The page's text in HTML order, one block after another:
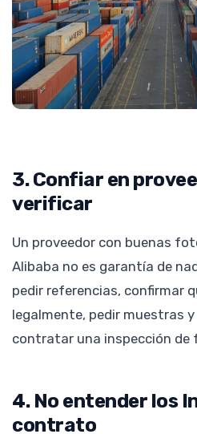
3. Confiar en
verificar
Un proveedor con buenas
Alibaba no es garantía de
pedir referencias, confirmar
legalmente, pedir muestras
contratar una inspección de
4. No entender los
contrato